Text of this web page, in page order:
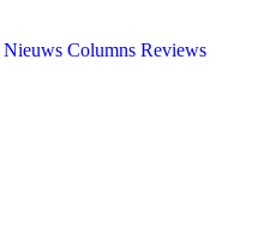
Nieuws Columns Reviews